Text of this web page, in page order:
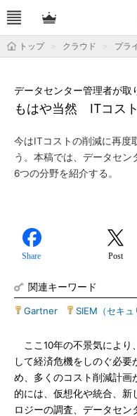
トップ クラウド プラ
もはや当然 ITコス
データセンター管理者が取
今はITコストの削減に再度
う。本稿では、データセン
6つの分野を紹介する。
Share Post
関連キーワード
Gartner SIEM（セキュ
ここ10年の不景気により
して経済危機をしのぐ必要
め、多くのコスト削減計画
的には、仮想化や統合、新
ロジーの調査、データセン